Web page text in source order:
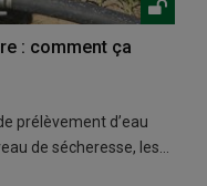
: comment ça
prélèvement d’eau
de sécheresse, les…